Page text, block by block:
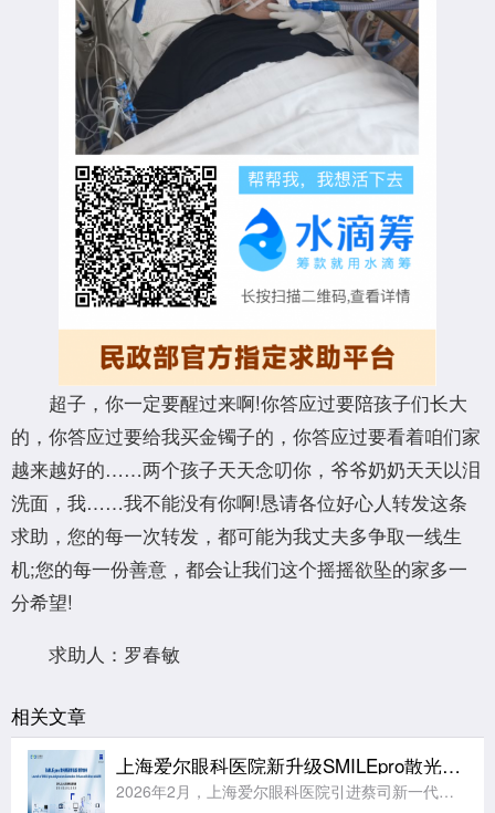
超子，你一定要醒过来啊!你答应过要陪孩子们长大
的，你答应过要给我买金镯子的，你答应过要看着咱们家
越来越好的……两个孩子天天念叨你，爷爷奶奶天天以泪
洗面，我……我不能没有你啊!恳请各位好心人转发这条
求助，您的每一次转发，都可能为我丈夫多争取一线生
机;您的每一份善意，都会让我们这个摇摇欲坠的家多一
分希望!
求助人：罗春敏
相关文章
上海爱尔眼科医院新升级SMILEpro散光矫正增强版，正式开启智能激光手术新纪元
2026年2月，上海爱尔眼科医院引进蔡司新一代机器人全飞秒VISUMAX 800，这台最新的全飞秒激光设备凭借10秒内完成单眼激光扫描、中心定位导航系统等核心技术，已经帮助大量近视患者更舒适地摘镜。当